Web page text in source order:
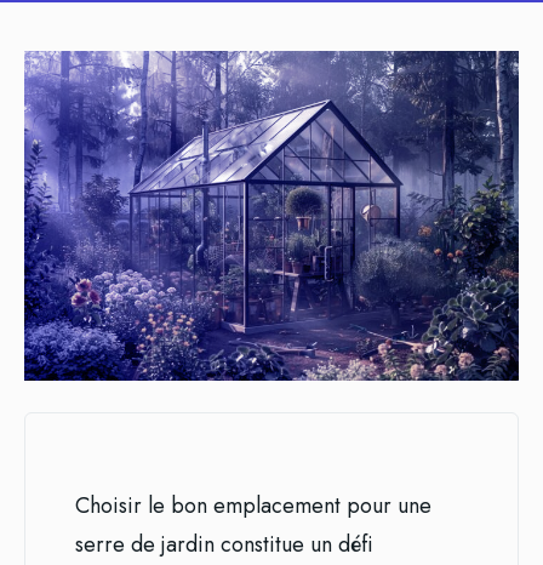
Choisir le bon emplacement pour une
serre de jardin constitue un défi